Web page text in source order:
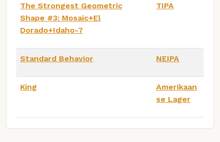
The Strongest Geometric
Shape #3: Mosaic+El
Dorado+Idaho-7
TIPA
Standard Behavior NEIPA
King
Amerikaan
se Lager